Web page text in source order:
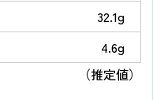
32.1g
4.6g
（推定値）